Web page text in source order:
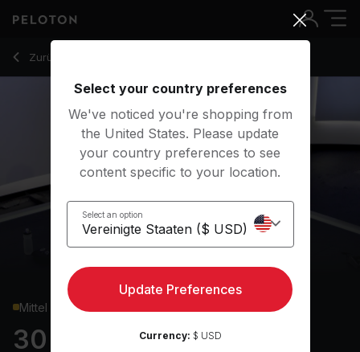
Zurück zu Kraftkurse
Zurück
Mittel
30 min Glutes & Legs
30 Min Glutes & Legs Strength with 8-Min EMOM - Rad
Select your country preferences
We've noticed you're shopping from
the United States. Please update
your country preferences to see
content specific to your location.
Select an option
Update Preferences
Currency: $ USD